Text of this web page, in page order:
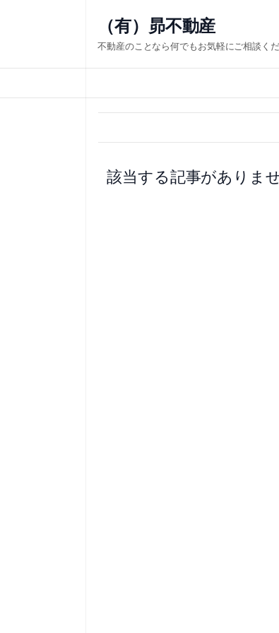
ス
キ
（有）昴不動産
不動産のことなら何でもお気軽にご相談くだ
該当する記事がありませ